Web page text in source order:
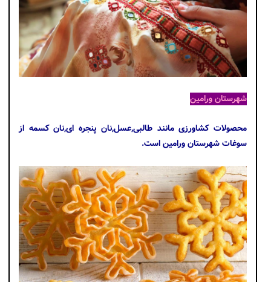
شهرستان ورامین
محصولات کشاورزی مانند طالبی,عسل,نان پنجره ای,نان کسمه از
سوغات شهرستان ورامین است.